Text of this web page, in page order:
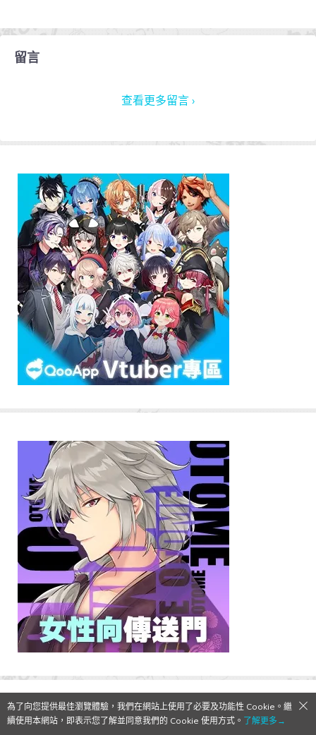
留言
查看更多留言 ›
為了向您提供最佳瀏覽體驗，我們在網站上使用了必要及功能性 Cookie。繼
續使用本網站，即表示您了解並同意我們的 Cookie 使用方式。 了解更多→